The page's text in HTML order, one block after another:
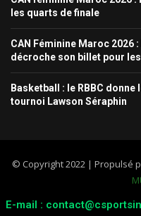
les quarts de finale
CAN Féminine Maroc 2026
décroche son billet pour
Basketball : le RBBC donne
tournoi Lawson Séraphin
© Copyright 2022 | Propulsé
E-mail :